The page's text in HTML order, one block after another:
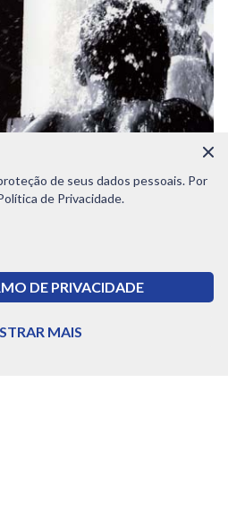
da Caixa.
de seus dados pessoais. Por
de Privacidade.
DE PRIVACIDADE
MAIS